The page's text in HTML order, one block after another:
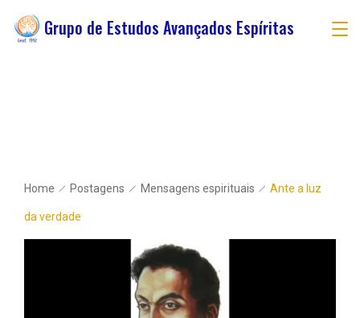
Grupo de Estudos Avançados Espíritas
Home Postagens Mensagens espirituais Ante a luz
da verdade